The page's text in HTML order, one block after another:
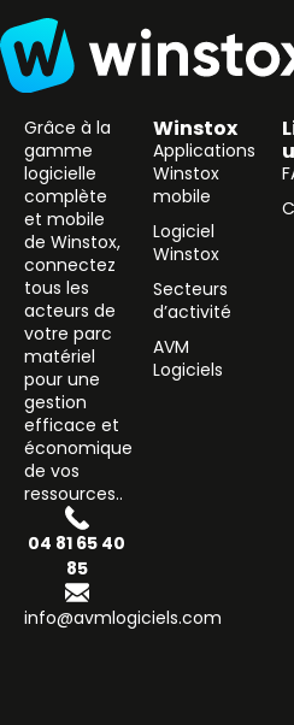
Grâce à la
gamme
logicielle
complète
et mobile
de Winstox,
connectez
tous les
acteurs de
votre parc
matériel
pour une
gestion
efficace et
économique
de vos
ressources..
04 81 65 40
85
info@avmlogiciels.com
Winstox
Applications
Winstox
mobile
Logiciel
Winstox
Secteurs
d’activité
AVM
Logiciels